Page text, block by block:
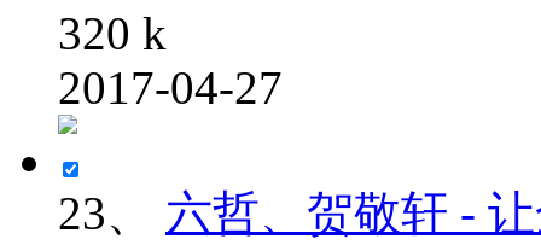
320 k
2017-04-27
23、
六哲、贺敬轩 -